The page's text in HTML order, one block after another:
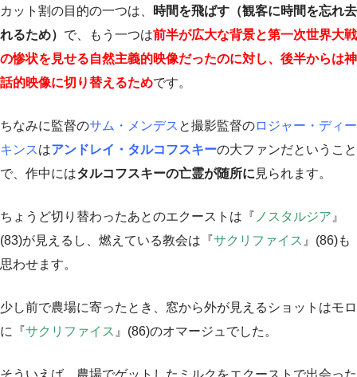
カット割の目的の一つは、
時間を飛ばす（観客に時間を忘れ去
れるため） で、もう一つは前半が広大な背景と第一次世界大戦
の惨状を見せる自然主義的映像だったのに対し、後半からは神
話的映像に切り替えるためです。
ちなみに監督のサム・メンデス と撮影監督のロジャー・ディー
キンスはアンドレイ・タルコフスキーの大ファンだということ
で、作中にはタルコフスキーの亡霊が随所に 見られます。
ちょうど切り替わったあとのエクーストは『 ノスタルジア 』
(83)が見えるし、燃えている教会は『サクリファイス 』(86)も
思わせます。
少し前で農場に寄ったとき、窓から外が見えるショットはモロ
に『サクリファイス 』(86)のオマージュでした。
そういえば、農場でゲットしたミルクをエクーストで出会った